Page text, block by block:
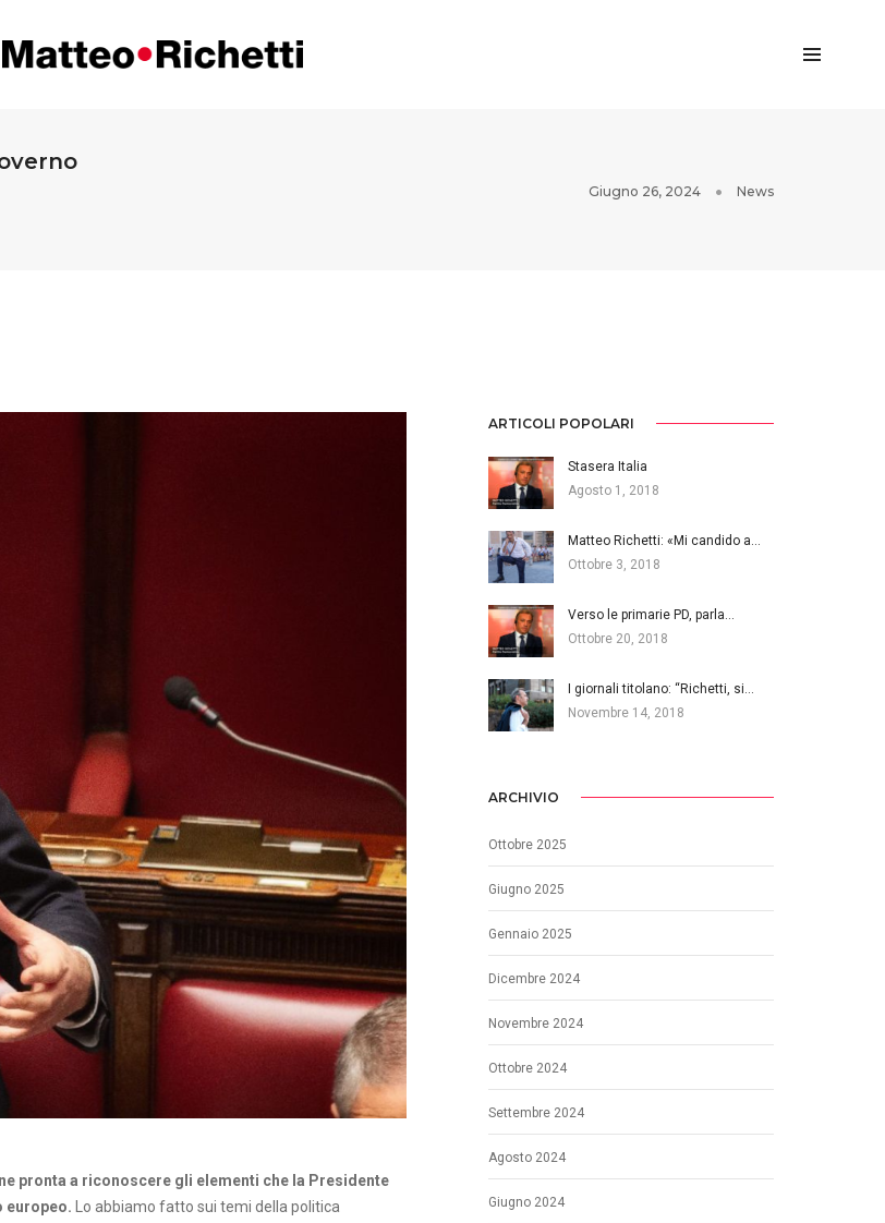
Giugno 26, 2024 News
pronta a riconoscere gli elementi che la Presidente
europeo. Lo abbiamo fatto sui temi della politica
ARTICOLI POPOLARI
Stasera Italia
Agosto 1, 2018
Matteo Richetti: «Mi candido a…
Ottobre 3, 2018
Verso le primarie PD, parla…
Ottobre 20, 2018
I giornali titolano: “Richetti, si…
Novembre 14, 2018
ARCHIVIO
Ottobre 2025
Giugno 2025
Gennaio 2025
Dicembre 2024
Novembre 2024
Ottobre 2024
Settembre 2024
Agosto 2024
Giugno 2024